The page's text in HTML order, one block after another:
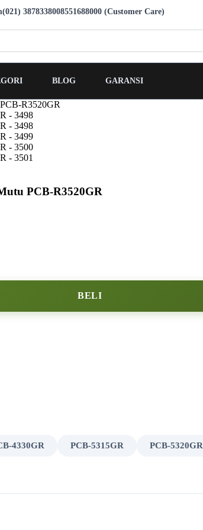
(021) 3878338008551688000 (Customer Care)
BLOG GARANSI
R3520GR
PCB-R3520GR
BELI
4330GR PCB-5315GR PCB-5320GR